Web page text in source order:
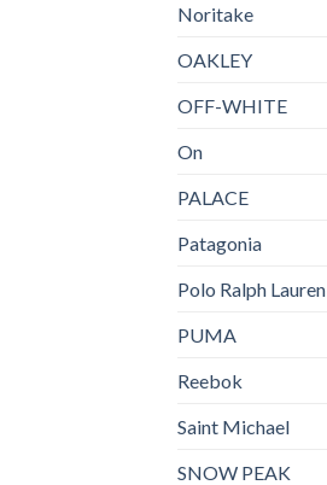
Noritake
OAKLEY
OFF-WHITE
On
PALACE
Patagonia
Polo Ralph Lauren
PUMA
Reebok
Saint Michael
SNOW PEAK